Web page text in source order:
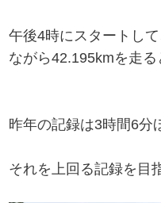
午後4時にスタートし
ながら42.195kmを走
昨年の記録は3時間6分
それを上回る記録を目